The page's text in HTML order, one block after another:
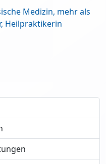
Medizin, mehr als
Heilpraktikerin